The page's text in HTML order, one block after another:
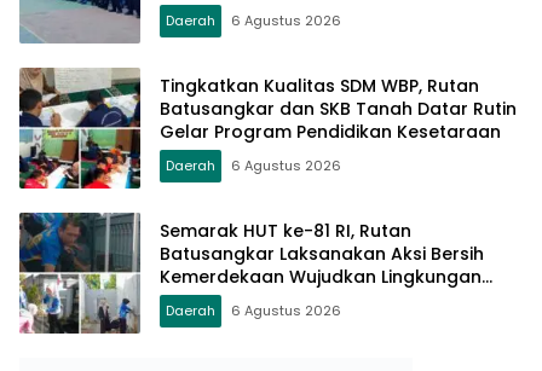
Daerah 6 Agustus 2026
Tingkatkan Kualitas SDM WBP, Rutan
Batusangkar dan SKB Tanah Datar Rutin
Gelar Program Pendidikan Kesetaraan
Daerah 6 Agustus 2026
Semarak HUT ke-81 RI, Rutan
Batusangkar Laksanakan Aksi Bersih
Kemerdekaan Wujudkan Lingkungan
Bersih dan Sehat
Daerah 6 Agustus 2026